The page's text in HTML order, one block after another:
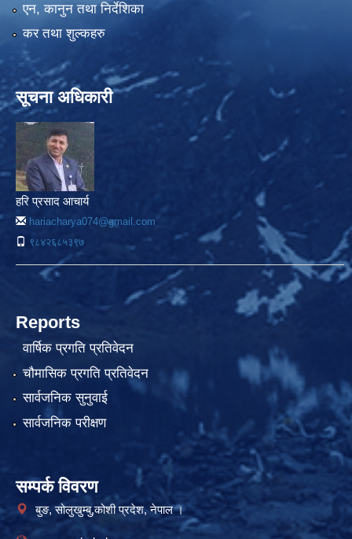
एन, कानुन तथा निर्देशिका
कर तथा शुल्कहरु
सूचना अधिकारी
हरि प्रसाद आचार्य
hariacharya074@gmail.com
९८४२६८५३९७
Reports
वार्षिक प्रगति प्रतिवेदन
चौमासिक प्रगति प्रतिवेदन
सार्वजनिक सुनुवाई
सार्वजनिक परीक्षण
सम्पर्क विवरण
बुङ, सोलुखुम्बु,कोशी प्रदेश, नेपाल ।